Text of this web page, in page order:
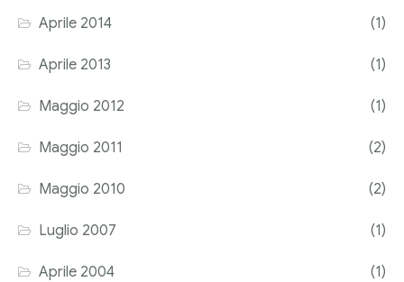
Aprile 2014 (1)
Aprile 2013 (1)
Maggio 2012 (1)
Maggio 2011 (2)
Maggio 2010 (2)
Luglio 2007 (1)
Aprile 2004 (1)